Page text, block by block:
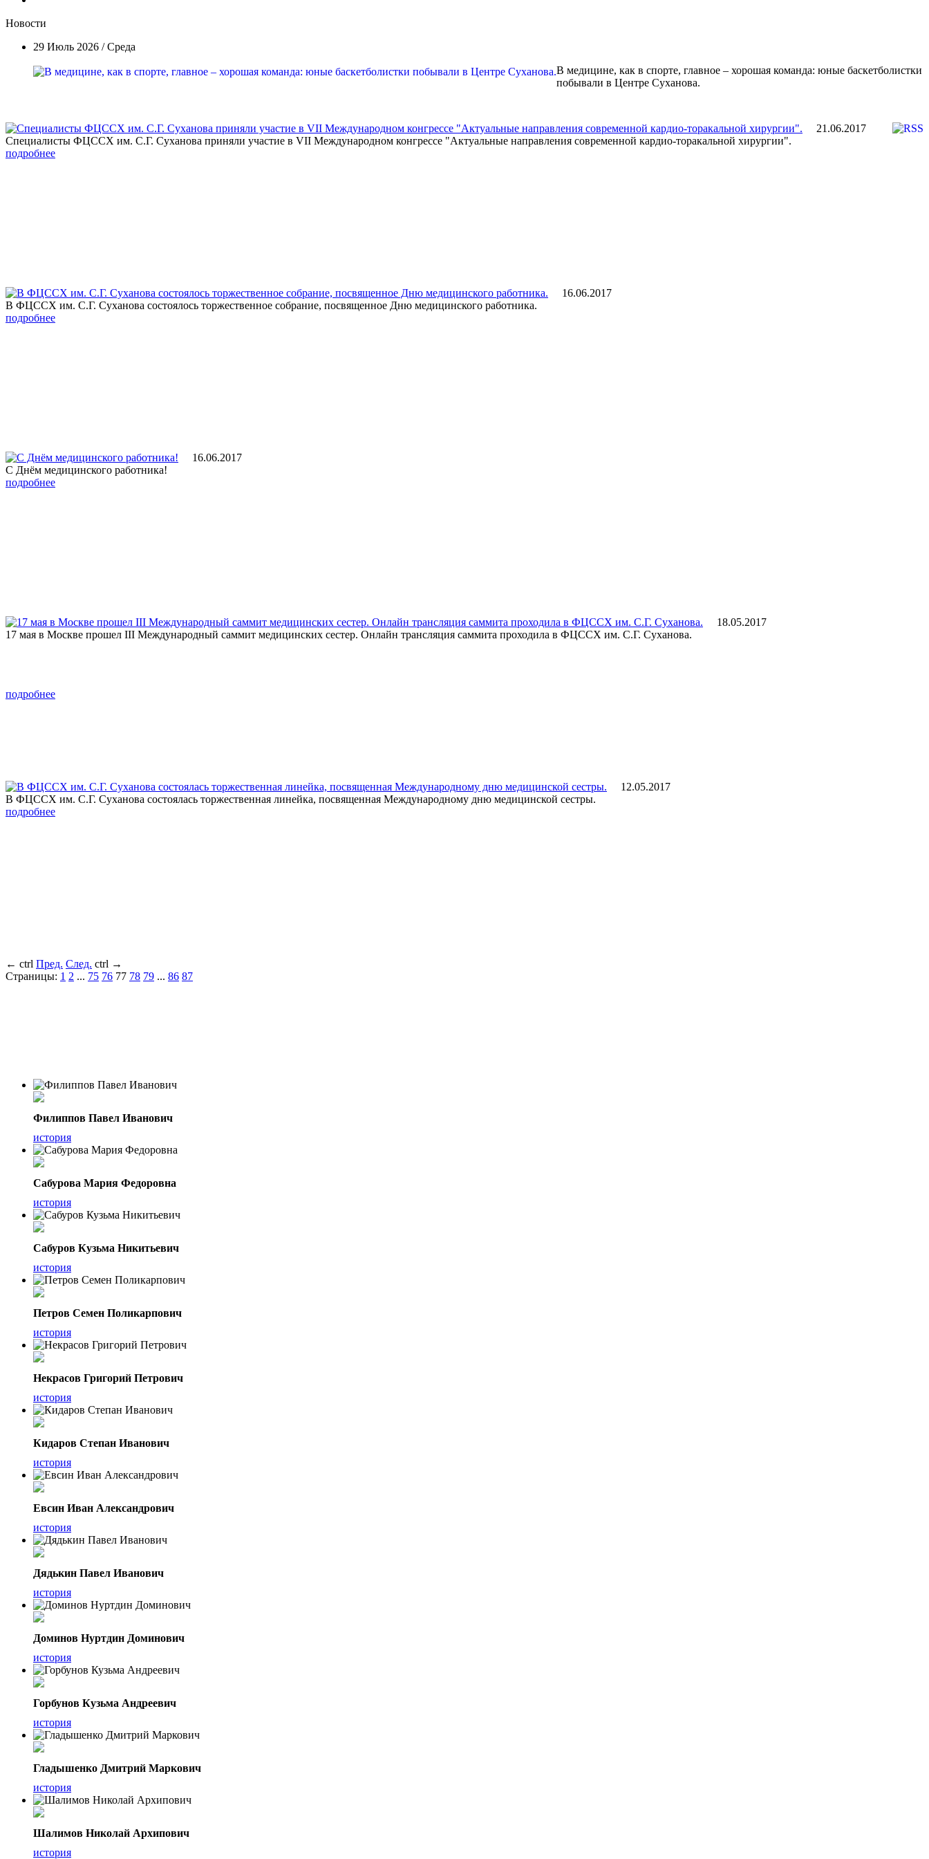
Новости
29 Июль 2026 / Среда
В медицине, как в спорте, главное – хорошая команда: юные баскетболистки
побывали в Центре Суханова.
21.06.2017
Специалисты ФЦССХ им. С.Г. Суханова приняли участие в VII Международном конгрессе "Актуальные направления современной кардио-торакальной хирургии".
подробнее
16.06.2017
В ФЦССХ им. С.Г. Суханова состоялось торжественное собрание, посвященное Дню медицинского работника.
подробнее
16.06.2017
С Днём медицинского работника!
подробнее
18.05.2017
17 мая в Москве прошел III Международный саммит медицинских сестер. Онлайн трансляция саммита проходила в ФЦССХ им. С.Г. Суханова.
подробнее
12.05.2017
В ФЦССХ им. С.Г. Суханова состоялась торжественная линейка, посвященная Международному дню медицинской сестры.
подробнее
← ctrl Пред. След. ctrl →
Страницы: 1 2 ... 75 76 77 78 79 ... 86 87
Филиппов Павел Иванович
история
Сабурова Мария Федоровна
история
Сабуров Кузьма Никитьевич
история
Петров Семен Поликарпович
история
Некрасов Григорий Петрович
история
Кидаров Степан Иванович
история
Евсин Иван Александрович
история
Дядькин Павел Иванович
история
Доминов Нуртдин Доминович
история
Горбунов Кузьма Андреевич
история
Гладышенко Дмитрий Маркович
история
Шалимов Николай Архипович
история